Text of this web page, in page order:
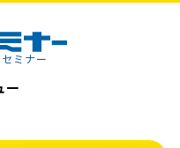
ミナー
ー